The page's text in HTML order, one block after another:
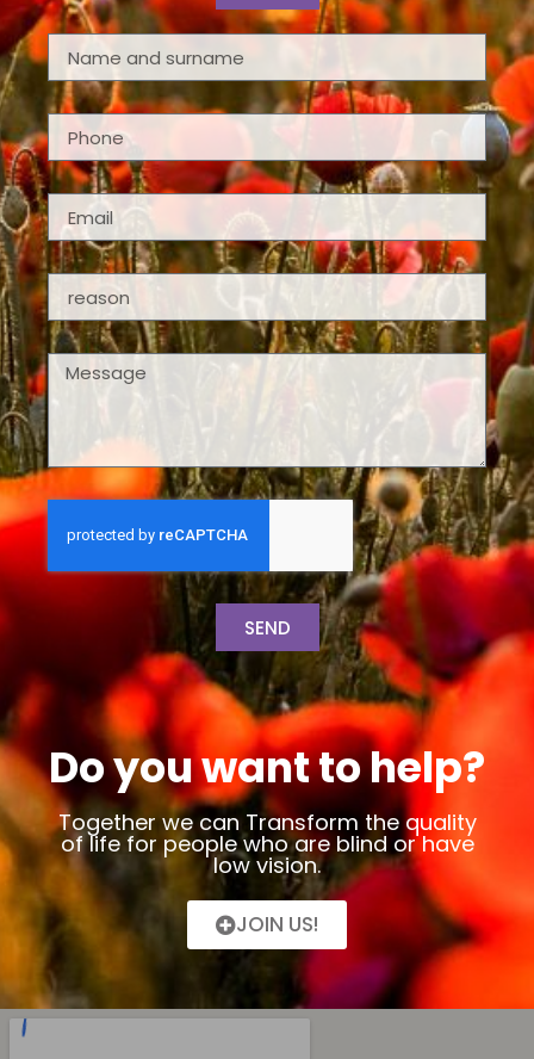
SEND
Do you want to help?
Together we can Transform the quality
of life for people who are blind or have
low vision.
JOIN US!